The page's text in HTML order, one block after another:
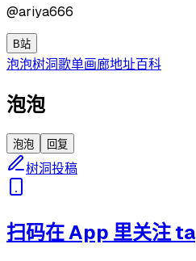
@ariya666
B站
泡泡树洞歌单画廊地址百科
泡泡
泡泡 回复
树洞投稿
扫码在 App 里关注 ta